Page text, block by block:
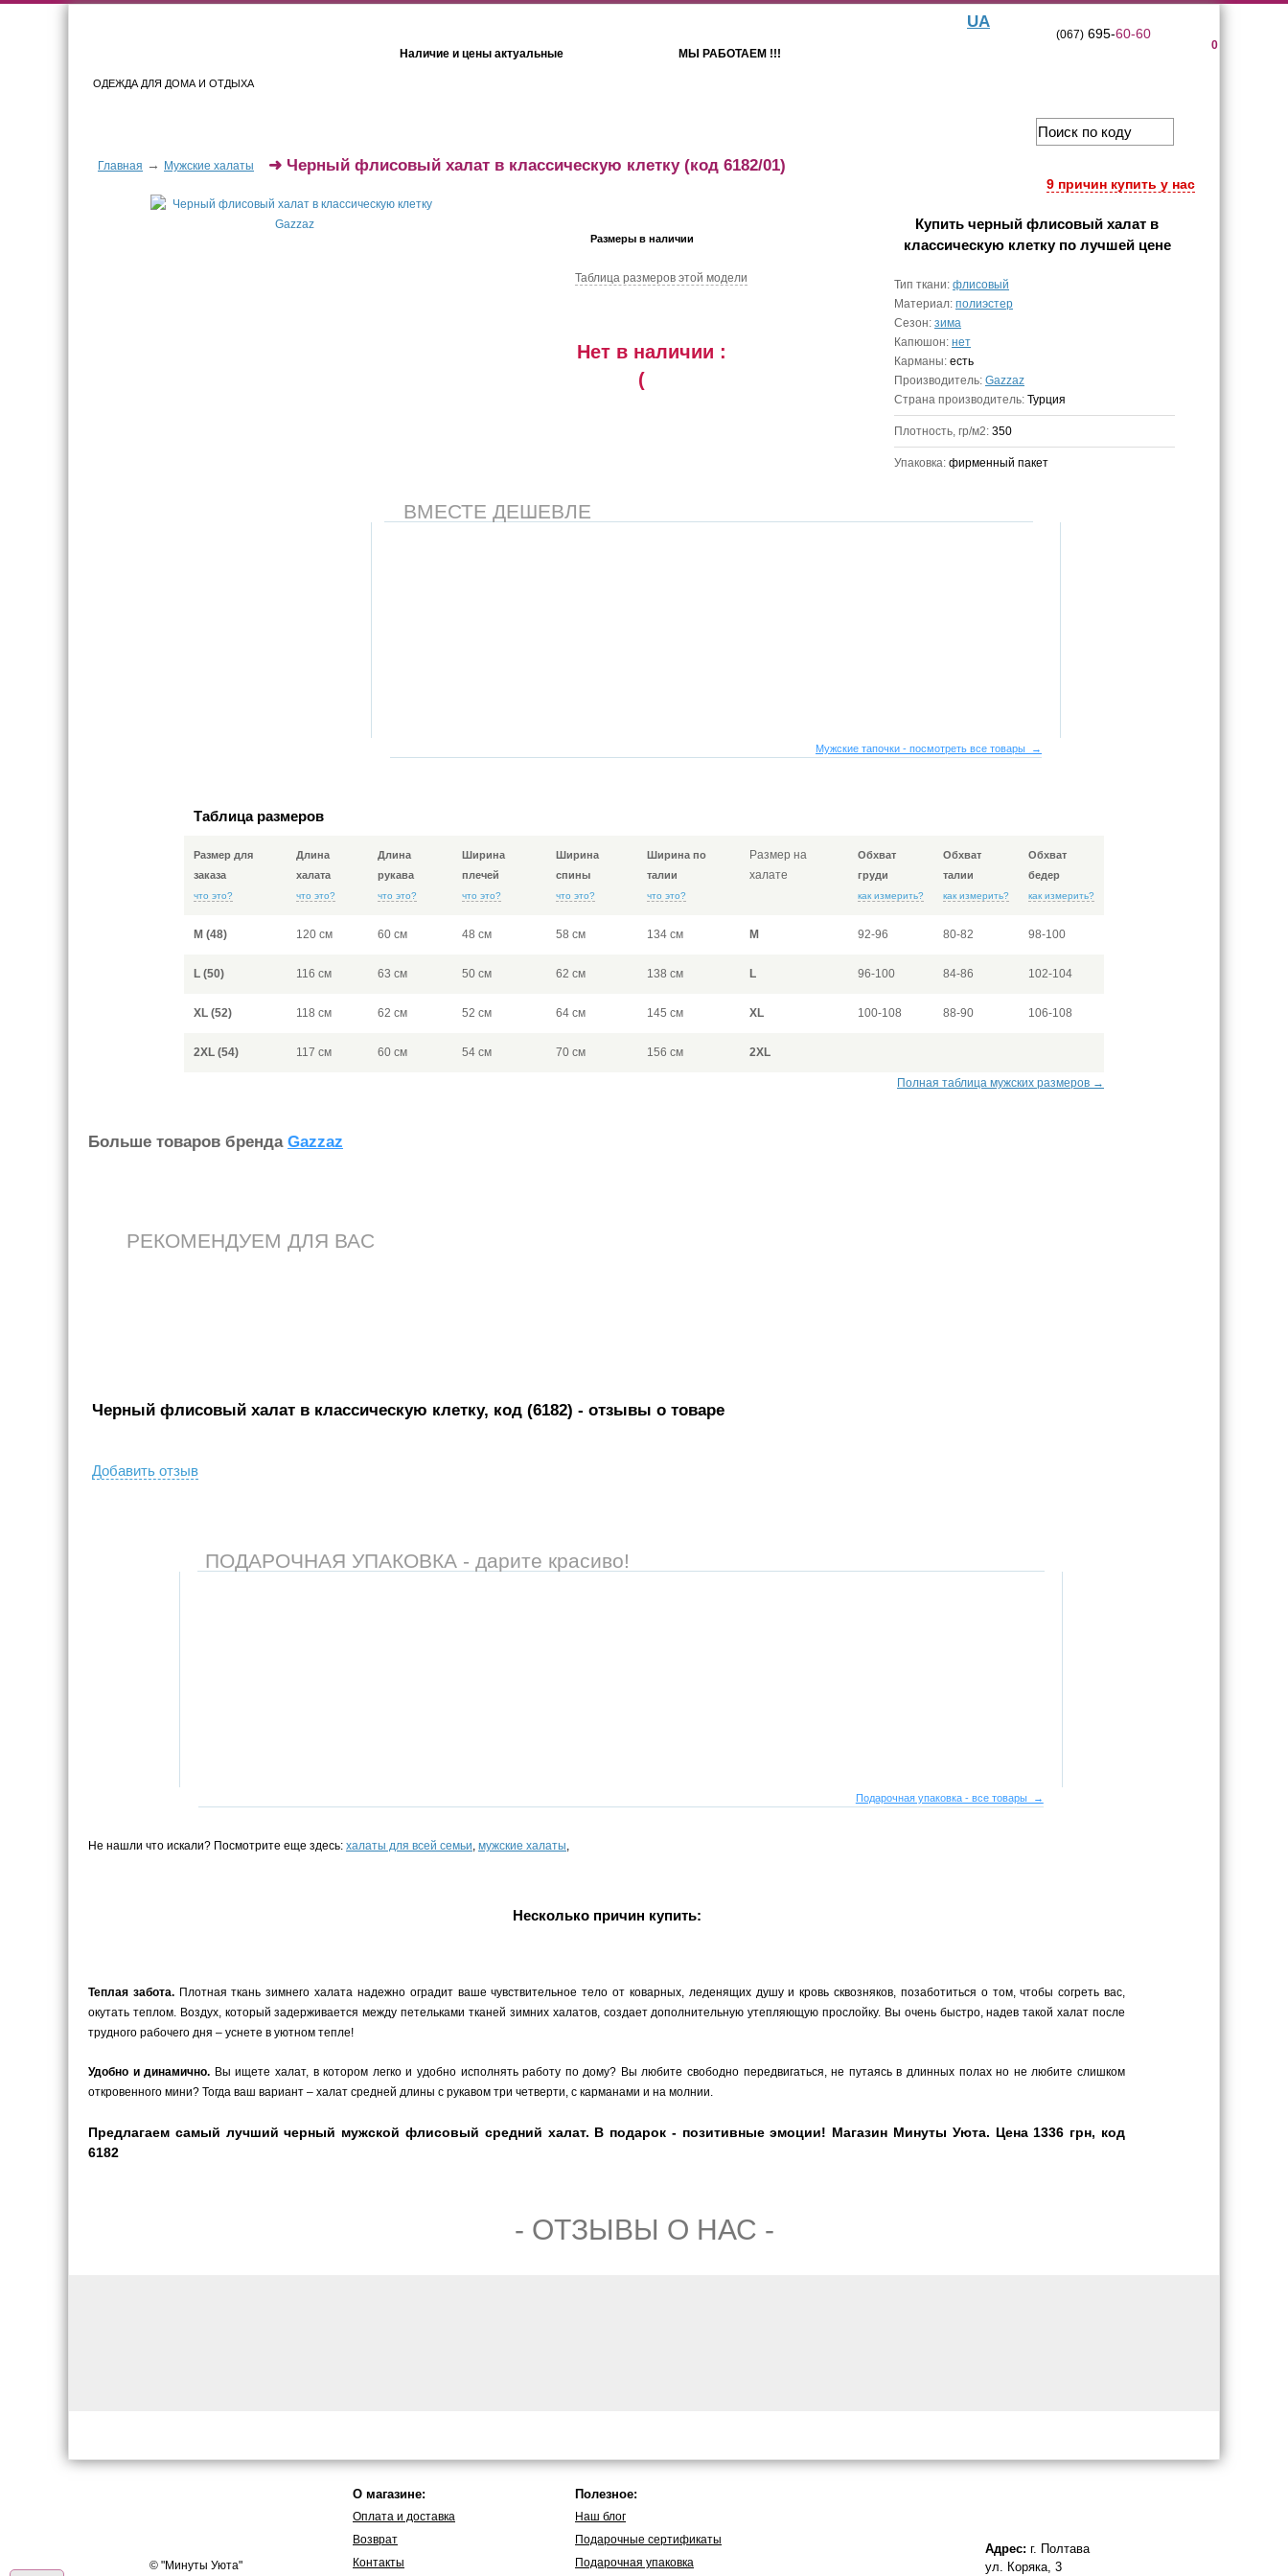
ОДЕЖДА ДЛЯ ДОМА И ОТДЫХА
Наличие и цены актуальные МЫ РАБОТАЕМ !!!
UA
0
(067)695-60-60
Главная → Мужские халаты
9 причин купить у нас
➜ Черный флисовый халат в классическую клетку(код 6182/01)
Размеры в наличии
Таблица размеров этой модели
Нет в наличии :
(
Купить черный флисовый халат в
классическую клеткупо лучшей цене
Тип ткани: флисовый
Материал: полиэстер
Сезон: зима
Капюшон: нет
Карманы: есть
Производитель: Gazzaz
Страна производитель: Турция
Плотность, гр/м2: 350
Упаковка: фирменный пакет
ВМЕСТЕ ДЕШЕВЛЕ
Мужские тапочки - посмотреть все товары →
Таблица размеров
Размер для
заказа
что это?
Длина
халата
что это?
Длина
рукава
что это?
Ширина
плечей
что это?
Ширина
спины
что это?
Ширина по
талии
что это?
Размер на
халате
Обхват
груди
как измерить?
Обхват
талии
как измерить?
Обхват
бедер
как измерить?
M (48) 120 см 60 см 48 см 58 см 134 см M 92-96 80-82 98-100
L (50) 116 см 63 см 50 см 62 см 138 см L 96-100 84-86 102-104
XL (52) 118 см 62 см 52 см 64 см 145 см XL 100-108 88-90 106-108
2XL (54) 117 см 60 см 54 см 70 см 156 см 2XL
Полная таблица мужских размеров →
Больше товаров бренда Gazzaz
РЕКОМЕНДУЕМ ДЛЯ ВАС
Черный флисовый халат в классическую клетку, код (6182) - отзывы о товаре
Добавить отзыв
ПОДАРОЧНАЯ УПАКОВКА - дарите красиво!
Подарочная упаковка - все товары →
Не нашли что искали? Посмотрите еще здесь: халаты для всей семьи, мужские халаты,
Несколько причин купить:
Теплая забота.Плотная ткань зимнего халата надежно оградит ваше чувствительное тело от коварных, леденящих душу и кровь сквозняков, позаботиться о том, чтобы согреть вас,
окутать теплом. Воздух, который задерживается между петельками тканей зимних халатов, создает дополнительную утепляющую прослойку. Вы очень быстро, надев такой халат после
трудного рабочего дня – уснете в уютном тепле!
Удобно и динамично. Вы ищете халат, в котором легко и удобно исполнять работу по дому? Вы любите свободно передвигаться, не путаясь в длинных полах но не любите слишком
откровенного мини? Тогда ваш вариант – халат средней длины с рукавом три четверти, с карманами и на молнии.
Предлагаем самый лучший черный мужской флисовый средний халат. В подарок - позитивные эмоции! Магазин Минуты Уюта. Цена 1336 грн, код
6182
- ОТЗЫВЫ О НАС -
© "Минуты Уюта"
О магазине:
Оплата и доставка
Возврат
Контакты
Полезное:
Наш блог
Подарочные сертификаты
Подарочная упаковка
Адрес: г. Полтава
ул. Коряка, 3